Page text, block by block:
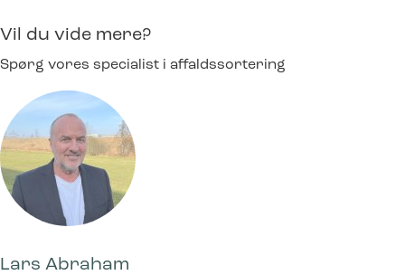
Vil du vide mere?
Spørg vores specialist i affaldssortering
Lars Abraham